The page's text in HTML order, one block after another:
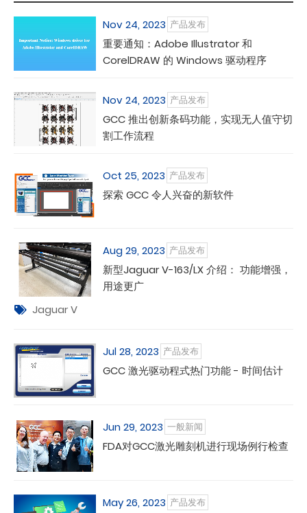
Nov 24, 2023 产品发布
重要通知：Adobe Illustrator 和
CorelDRAW 的 Windows 驱动程序
Nov 24, 2023 产品发布
GCC 推出创新条码功能，实现无人值守切
割工作流程
Oct 25, 2023 产品发布
探索 GCC 令人兴奋的新软件
Aug 29, 2023 产品发布
新型Jaguar V-163/LX 介绍： 功能增强，
用途更广
Jaguar V
Jul 28, 2023 产品发布
GCC 激光驱动程式热门功能 - 时间估计
Jun 29, 2023 一般新闻
FDA对GCC激光雕刻机进行现场例行检查
May 26, 2023 产品发布